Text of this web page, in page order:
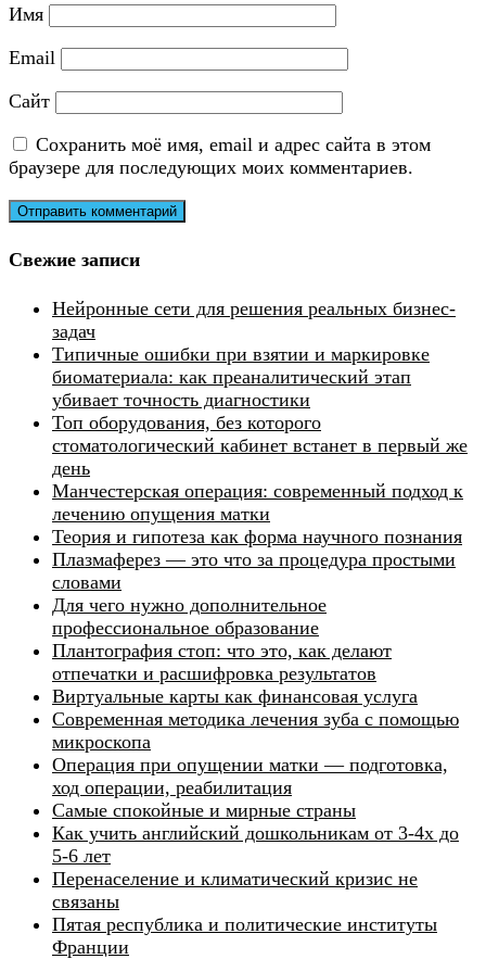
Имя
Email
Сайт
Сохранить моё имя, email и адрес сайта в этом
браузере для последующих моих комментариев.
Свежие записи
Нейронные сети для решения реальных бизнес-
задач
Типичные ошибки при взятии и маркировке
биоматериала: как преаналитический этап
убивает точность диагностики
Топ оборудования, без которого
стоматологический кабинет встанет в первый же
день
Манчестерская операция: современный подход к
лечению опущения матки
Теория и гипотеза как форма научного познания
Плазмаферез — это что за процедура простыми
словами
Для чего нужно дополнительное
профессиональное образование
Плантография стоп: что это, как делают
отпечатки и расшифровка результатов
Виртуальные карты как финансовая услуга
Современная методика лечения зуба с помощью
микроскопа
Операция при опущении матки — подготовка,
ход операции, реабилитация
Самые спокойные и мирные страны
Как учить английский дошкольникам от 3-4х до
5-6 лет
Перенаселение и климатический кризис не
связаны
Пятая республика и политические институты
Франции